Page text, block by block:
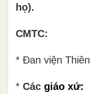
họ).
CMTC:
* Đan viện
* Các giáo xứ: